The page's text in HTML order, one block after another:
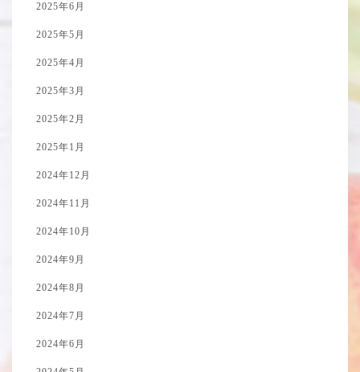
2025年6月
2025年5月
2025年4月
2025年3月
2025年2月
2025年1月
2024年12月
2024年11月
2024年10月
2024年9月
2024年8月
2024年7月
2024年6月